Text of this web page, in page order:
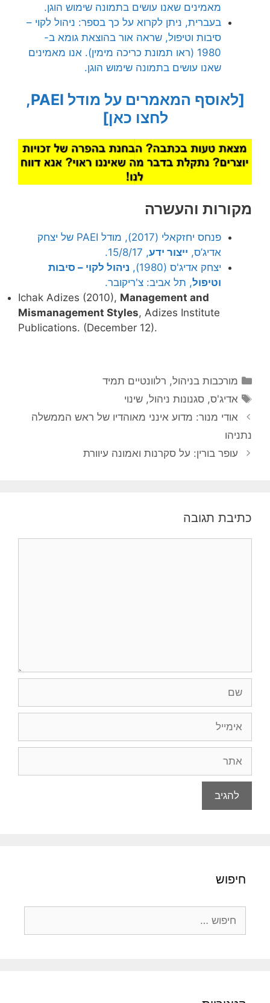
מאמינים שאנו עושים בתמונה שימוש הוגן.
בעברית, ניתן לקרוא על כך בספר: ניהול לקוי –
סיבות וטיפול, שראה אור בהוצאת גומא ב-
1980 (ראו תמונת כריכה מימין). אנו מאמינים
שאנו עושים בתמונה שימוש הוגן.
[לאוסף המאמרים על מודל PAEI,
לחצו כאן]
מקורות והעשרה
פנחס יחזקאלי (2017), מודל PAEI של יצחק
אדיג’ס, ייצור ידע, 15/8/17.
יצחק אדיג'ס (1980),
ניהול לקוי – סיבות
וטיפול, תל אביב: צ'ריקובר.
Ichak Adizes (2010), Management and
Mismanagement Styles, Adizes Institute
Publications. (December 12).
קטגוריות
מורכבות בניהול, רלוונטיים תמיד
תגיות
אדיג'ס,סגנונות ניהול,שינוי
אודי מנור: מדוע אינני מאוהדיו של ראש הממשלה
נתניהו
עופר בורין: על סקרנות ואמונה עיוורת
כתיבת תגובה
חיפוש